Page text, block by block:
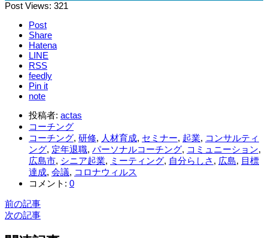
Post Views: 321
Post
Share
Hatena
LINE
RSS
feedly
Pin it
note
投稿者: actas
コーチング
コーチング, 研修, 人材育成, セミナー, 起業, コンサルティ
ング, 定年退職, パーソナルコーチング, コミュニーション,
広島市, シニア起業, ミーティング, 自分らしさ , 広島, 目標
達成, 会議, コロナウィルス
コメント: 0
前の記事
次の記事